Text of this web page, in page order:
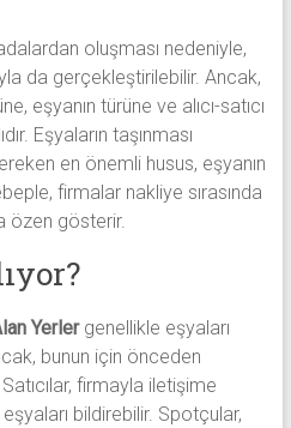
oluşması nedeniyle,
da gerçekleştirilebilir. Ancak,
eşyanın türüne ve alıcı-satıcı
Eşyaların taşınması
en önemli husus, eşyanın
firmalar nakliye sırasında
özen gösterir.
Yerlergenellikle eşyaları
bunun için önceden
firmayla iletişime
bildirebilir. Spotçular,